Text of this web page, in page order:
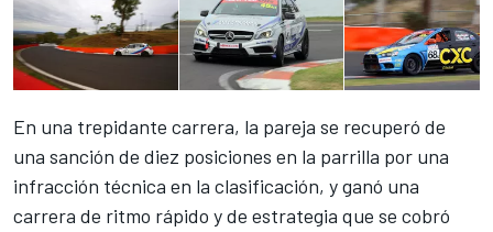
En una trepidante carrera, la pareja se recuperó de
una sanción de diez posiciones en la parrilla por una
infracción técnica en la clasificación, y ganó una
carrera de ritmo rápido y de estrategia que se cobró